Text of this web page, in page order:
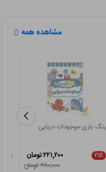
مشاهده همه
رنگ بازی-موجودات دریایی
۲۱٪
۲۲۱,۲۰۰ تومان
۲۸۰,۰۰۰ تومان